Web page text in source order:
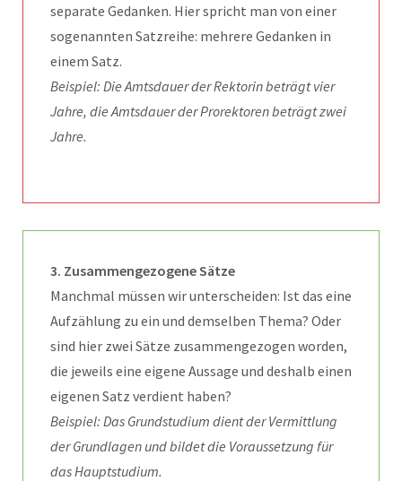
separate Gedanken. Hier spricht man von einer
sogenannten Satzreihe: mehrere Gedanken in
einem Satz.
Beispiel: Die Amtsdauer der Rektorin beträgt vier
Jahre, die Amtsdauer der Prorektoren beträgt zwei
Jahre.
3. Zusammengezogene Sätze
Manchmal müssen wir unterscheiden: Ist das eine
Aufzählung zu ein und demselben Thema? Oder
sind hier zwei Sätze zusammengezogen worden,
die jeweils eine eigene Aussage und deshalb einen
eigenen Satz verdient haben?
Beispiel: Das Grundstudium dient der Vermittlung
der Grundlagen und bildet die Voraussetzung für
das Hauptstudium.